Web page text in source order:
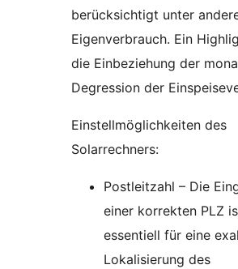
berücksichtigt unter
Eigenverbrauch. Ein
die Einbeziehung der
Degression der
Einstellmöglichkeiten des
Solarrechners:
Postleitzahl – Die
einer korrekten PLZ
essentiell für eine
Lokalisierung des